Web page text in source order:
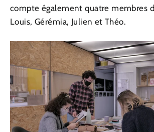
compte également quatre membres
Louis, Gérémia, Julien et Théo.